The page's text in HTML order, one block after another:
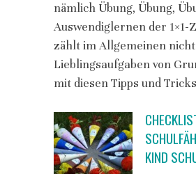
nämlich Übung, Übung,
Auswendiglernen der
zählt im Allgemeinen
Lieblingsaufgaben von
mit diesen Tipps und
KIND